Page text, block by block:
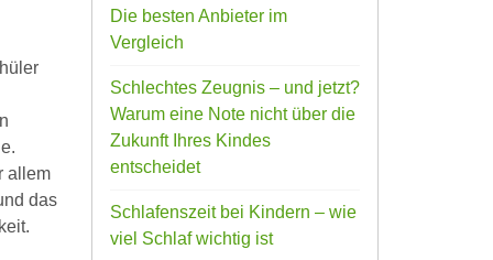
allem
das
Die besten Anbieter im
Vergleich
Schlechtes Zeugnis – und jetzt?
Warum eine Note nicht über die
Zukunft Ihres Kindes
entscheidet
Schlafenszeit bei Kindern – wie
viel Schlaf wichtig ist